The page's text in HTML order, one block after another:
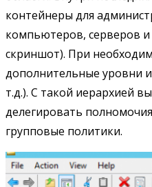
контейнеры для
компьютеров, серверов и
скриншот). При
дополнительные уровни
т.д.). С такой иерархией
делегировать
групповые политики.